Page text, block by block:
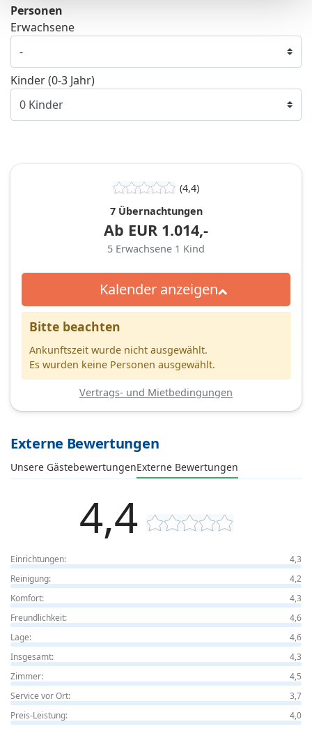
Personen
Erwachsene
Kinder (0-3 Jahr)
(4,4)
7 Übernachtungen
Ab EUR 1.014,-
5 Erwachsene 1 Kind
Kalender anzeigen
Bitte beachten
Ankunftszeit wurde nicht ausgewählt.
Es wurden keine Personen ausgewählt.
Vertrags- und Mietbedingungen
Externe Bewertungen
Unsere GästebewertungenExterne Bewertungen
4,4
Einrichtungen:
4,3
Reinigung:
4,2
Komfort:
4,3
Freundlichkeit:
4,6
Lage:
4,6
Insgesamt:
4,3
Zimmer:
4,5
Service vor Ort:
3,7
Preis-Leistung:
4,0